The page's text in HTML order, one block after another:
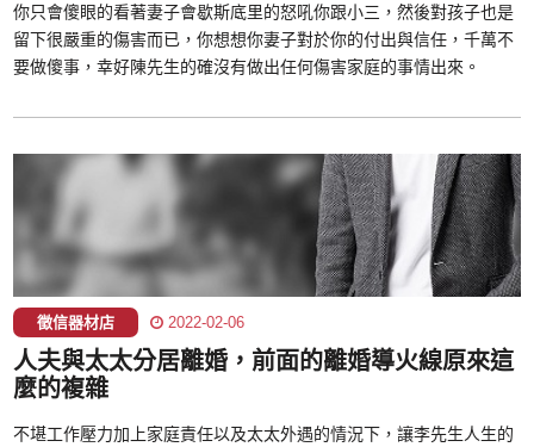
你只會傻眼的看著妻子會歇斯底里的怒吼你跟小三，然後對孩子也是
留下很嚴重的傷害而已，你想想你妻子對於你的付出與信任，千萬不
要做傻事，幸好陳先生的確沒有做出任何傷害家庭的事情出來。
徵信器材店 2022-02-06
人夫與太太分居離婚，前面的離婚導火線原來這
麼的複雜
不堪工作壓力加上家庭責任以及太太外遇的情況下，讓李先生人生的